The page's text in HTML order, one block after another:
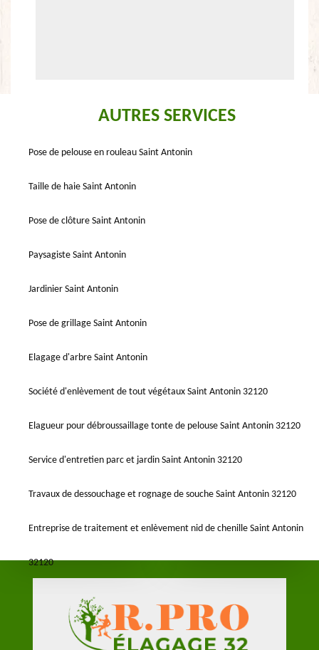
AUTRES SERVICES
Pose de pelouse en rouleau Saint Antonin
Taille de haie Saint Antonin
Pose de clôture Saint Antonin
Paysagiste Saint Antonin
Jardinier Saint Antonin
Pose de grillage Saint Antonin
Elagage d'arbre Saint Antonin
Société d'enlèvement de tout végétaux Saint Antonin 32120
Elagueur pour débroussaillage tonte de pelouse Saint Antonin 32120
Service d'entretien parc et jardin Saint Antonin 32120
Travaux de dessouchage et rognage de souche Saint Antonin 32120
Entreprise de traitement et enlèvement nid de chenille Saint Antonin
32120